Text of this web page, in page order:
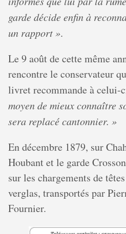
garde décide enfin à
un rapport ».
Le 9 août de cette même
rencontre le conservateur
livret recommande à celui-
moyen de mieux connaître
sera replacé cantonnier. »
En décembre 1879, sur
Houbant et le garde
sur les chargements de
verglas, transportés par
Fournier.